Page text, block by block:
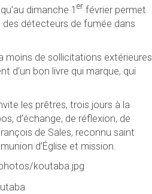
dimanche 1 er février permet
des détecteurs de fumée dans
moins de sollicitations extérieures
d’un bon livre qui marque, qui
les prêtres, trois jours à la
d’échange, de réflexion, de
de Sales, reconnu saint
d’Église et mission.